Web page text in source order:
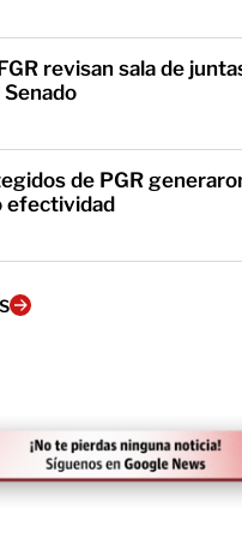
revisan sala de
de PGR
efectividad